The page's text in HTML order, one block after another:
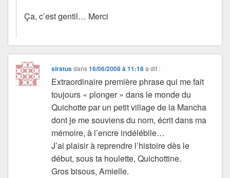
Ça, c’est gentil… Merci
siratusdans16/06/2008 à 11:18 a dit :
Extraordinaire première phrase qui me fait
toujours « plonger » dans le monde du
Quichotte par un petit village de la Mancha
dont je me souviens du nom, écrit dans ma
mémoire, à l’encre indélébile…
J’ai plaisir à reprendre l’histoire dès le
début, sous ta houlette, Quichottine.
Gros bisous, Amielle.